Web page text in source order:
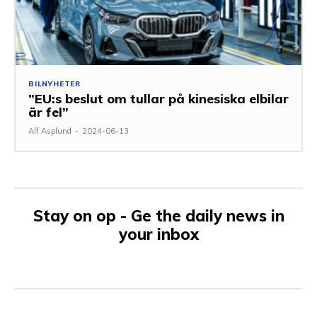
BILNYHETER
”EU:s beslut om tullar på kinesiska elbilar
är fel”
Alf Asplund - 2024-06-13
Stay on op - Ge the daily news in
your inbox